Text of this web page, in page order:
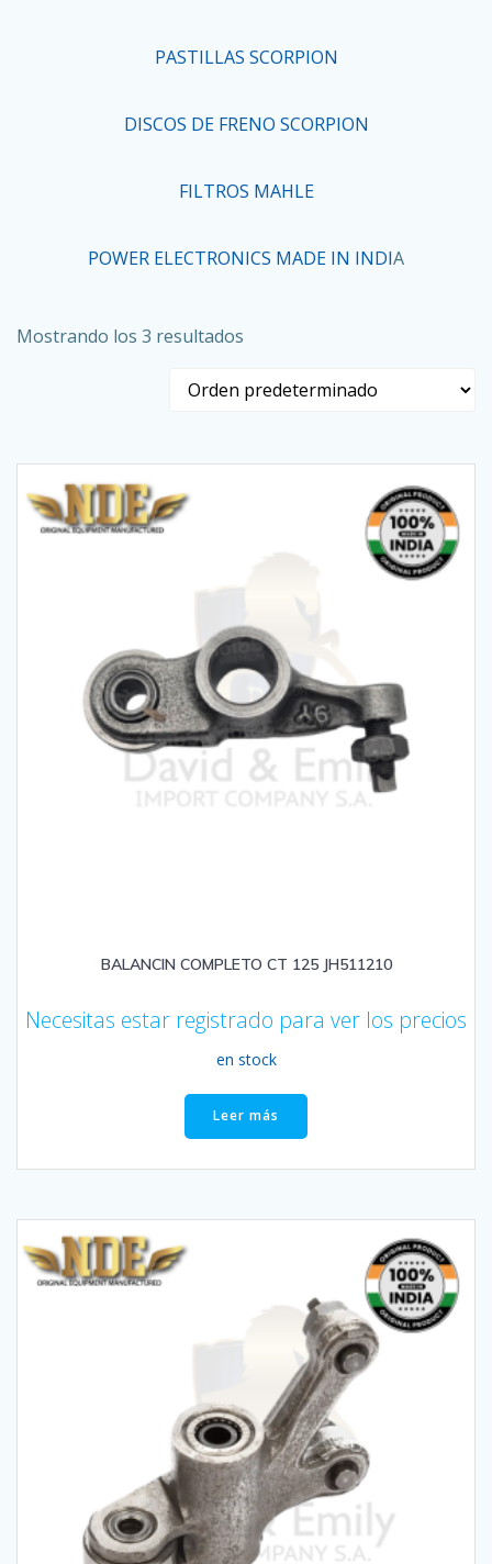
PASTILLAS SCORPION
DISCOS DE FRENO SCORPION
FILTROS MAHLE
POWER ELECTRONICS MADE IN INDIA
Mostrando los 3 resultados
BALANCIN COMPLETO CT 125 JH511210
Necesitas estar registrado para ver los precios
en stock
Leer más